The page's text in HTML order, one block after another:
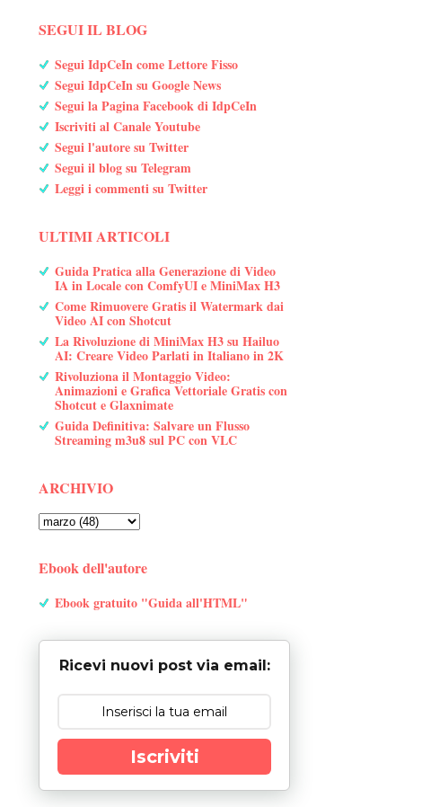
SEGUI IL BLOG
Segui IdpCeIn come Lettore Fisso
Segui IdpCeIn su Google News
Segui la Pagina Facebook di IdpCeIn
Iscriviti al Canale Youtube
Segui l'autore su Twitter
Segui il blog su Telegram
Leggi i commenti su Twitter
ULTIMI ARTICOLI
Guida Pratica alla Generazione di Video
IA in Locale con ComfyUI e MiniMax H3
Come Rimuovere Gratis il Watermark dai
Video AI con Shotcut
La Rivoluzione di MiniMax H3 su Hailuo
AI: Creare Video Parlati in Italiano in 2K
Rivoluziona il Montaggio Video:
Animazioni e Grafica Vettoriale Gratis con
Shotcut e Glaxnimate
Guida Definitiva: Salvare un Flusso
Streaming m3u8 sul PC con VLC
ARCHIVIO
Ebook dell'autore
Ebook gratuito "Guida all'HTML"
Ricevi nuovi post via email:
Iscriviti